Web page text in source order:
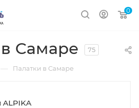
0
Самаре 75
— Палатки в Самаре
ALPIKA